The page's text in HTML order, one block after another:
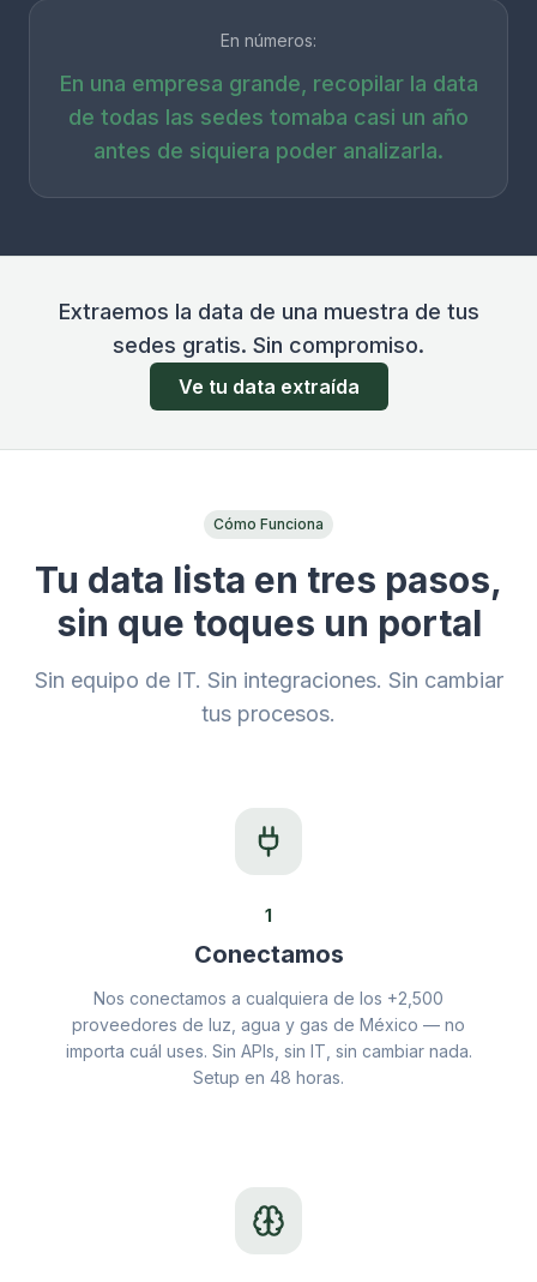
En números:
En una empresa grande, recopilar la data
de todas las sedes tomaba casi un año
antes de siquiera poder analizarla.
Extraemos la data de una muestra de tus
sedes gratis. Sin compromiso.
Ve tu data extraída
Cómo Funciona
Tu data lista en tres pasos,
sin que toques un portal
Sin equipo de IT. Sin integraciones. Sin cambiar
tus procesos.
1
Conectamos
Nos conectamos a cualquiera de los +2,500
proveedores de luz, agua y gas de México — no
importa cuál uses. Sin APIs, sin IT, sin cambiar nada.
Setup en 48 horas.